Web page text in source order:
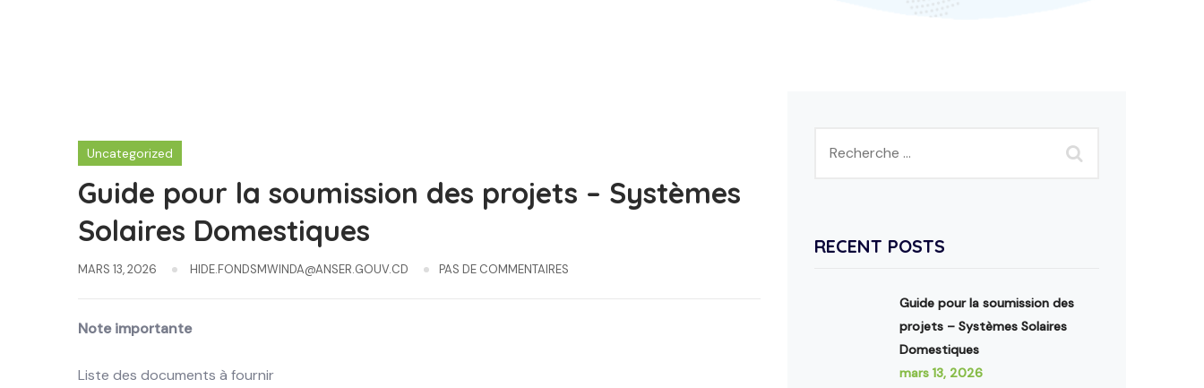
Uncategorized
Guide pour la soumission des projets – Systèmes
Solaires Domestiques
MARS 13, 2026 HIDE.FONDSMWINDA@ANSER.GOUV.CD PAS DE COMMENTAIRES
Note importante
Liste des documents à fournir
RECENT POSTS
Guide pour la soumission des
projets – Systèmes Solaires
Domestiques
mars 13, 2026